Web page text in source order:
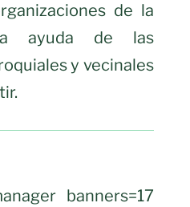
de la
ayuda de las
y vecinales
banners=17